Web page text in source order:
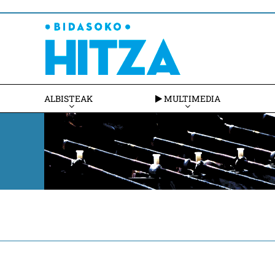
ALBISTEAK MULTIMEDIA